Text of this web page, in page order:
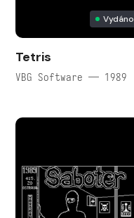
Vydáno
Tetris
VBG Software — 1989